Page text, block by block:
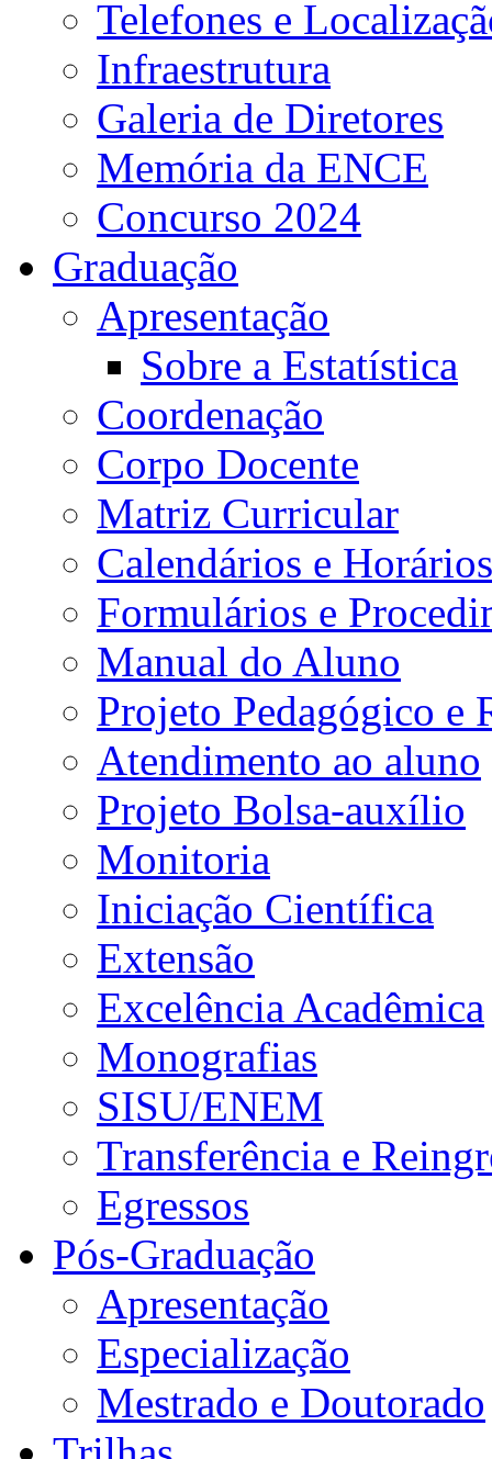
Telefones e
Infraestrutura
Galeria de Diretores
Memória da ENCE
Concurso 2024
Graduação
Apresentação
Sobre a Estatística
Coordenação
Corpo Docente
Matriz Curricular
Calendários e Horários
Formulários e
Manual do Aluno
Projeto Pedagógico e
Atendimento ao aluno
Projeto Bolsa-auxílio
Monitoria
Iniciação Científica
Extensão
Excelência Acadêmica
Monografias
SISU/ENEM
Transferência e
Egressos
Pós-Graduação
Apresentação
Especialização
Mestrado e Doutorado